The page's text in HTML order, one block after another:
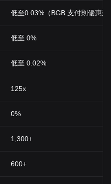
低至0.03%（BGB 支付則優惠至
低至 0%
低至 0.02%
125x
0%
1,300+
600+